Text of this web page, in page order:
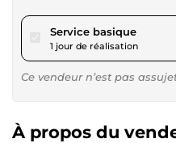
Service basiquepour
1 jour de réalisation
Ce vendeur n’est pas
À propos du